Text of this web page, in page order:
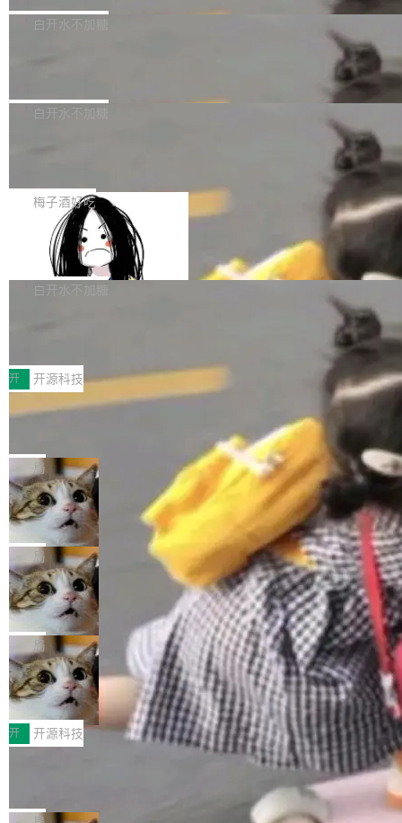
员工参与设立的专项资产管理计划。其中，Dee
获配9...
一个回归问题，该问题导致拉取镜像时会拒绝包
题，该问题可能导致在旧版 Linux 内核...
e 孵化器项目管理委员会（IPMC）投票中获得
P）！这一里程碑不仅标志着 Fluss 迈入新的发
白开水不加糖
长期停止内容更新，未能实现其作为“AI版维基百
提交的编辑请求也长期处于待处理状态。 Groki
pedia 于去年底上线，定位为由人工智能生成内
容的百科平台，被马斯克视为传统众包百科网站
维基百科的替代方案。Lawfare 调查发现，无论
热门页面还是低关注度页面，均未出现近期更
白开水不加糖
是这样的：配 MessageSource 的 Bean、写 R
eloadableResourceBundleMessageSource、
声明 LocaleResolver、注册 LocaleChangeInt
erceptor…五六步之后才能看到第一行翻译文
本。 Solon 换了个方式。整个 i18n 模块围绕三
梅子酒好吃
Apache Doris 4.1 全面增强 Iceberg：
支持 UPDATE、MERGE INTO 与 Iceb
erg V3
Apache Doris 4.1 要补齐的，正是缺失的那一
半。在已有查询能力的基础上，Doris 进一步支
常维护操作，并完整支持 Iceberg V3 格式。
白开水不加糖
村国家自主创新示范区会议中心开幕。本届大会
由中关村智联软件服务业质量创新联盟主办，以
“智构可信·质创未来——AI原生时代的质量新范
式”为主题，直面AI从实验室走向规模化产业落地
的核心质量命题。会上，《2026智能研发生产力
工具选型手册》发布，Testin云测的Testin XAge
nt智能测试系统入选AI测试领域代表产品。对CI
O而言，这提示了一个转变：AI测试正在从效率
工具升级为企业的质量基础设施。 CIO面对的新
现实 过去两年，CIO们的焦虑清单上多了两项：
一是如何让大模型和智能体应用安全地从PoC走
向生产，二是如何让测试团队跟得上AI应用...
开 开源科技
让非法状态不可表示：一篇关于 ADT
有一种东西，一旦用过就回不去了。Alex Fedos
eev 管它叫"软件设计的基石"。 他说的东西不新
鲜——代数数据类型（ADT），尤其是和类型
（sum type）。但他说清楚了一件事：这不是类
型系统的学术体操，是日常编码的思维方式。 文
章从一个简单的例子切入。一个网站的深色主题
设置，如果用布尔值 + 可空字段来表示——bool
ean 表示是否可切换，nullable 的默认模式、浅
色方案、深色方案——会产生大量无意义的组
合。方案缺了、配置冲突了、全 null 了。要知道
哪些组合有效，作者说，你得靠"文档、校验、或
者部落知识"。 换个写法。Rust 的 enum，两个
变体：Switchable...
局
Cloudflare 开源内部企业 AI 平台 Clou
dflare OS
Cloudflare 发布了一个开源项目 Cloudflare O
S。如果你只看官方博客，你会觉得这是又一
个"AI 知识库 + 聊天机器人"——每个大厂都在
做，没什么新鲜的。 但 Kenton Varda 在 Twitte
r 上把事情说清楚了： 今天我们发布了 Cloudfla
re OS，一个带连接器的聊天机器人，跟其他所
有科技公司做的一样。只不过，实际上它不一
样。这是 Sandstorm.io 的重制版，我十年前的
那个创业公司。不同的是，这次它构建在 Cloudf
lare Workers 上——我花了九年时间搭建的平台
——并且深度集成了 AI。这基本上是我十年秘密
局
Deno 团队开源 Celld，可自托管的分
布式 Durable Objects
Ryan Dahl 领导的 Deno 团队推出了最新开源项
目 Celld，一个能在自己机器上运行 Cloudflare
Workers 和 Durable Objects 的守护进程。 设
计思路很直接：每个对象是一个独立的 SQLite
数据库，按名称寻址，复制到你自己的 S3 兼容
存储库里。节点之间只通过这个存储库协调——
没有控制平面，没有共识协议。每个对象自带一
个小型数据库，应用天然按分片构建，单个数据
库的竞争和爆炸半径问题在设计层面就被消除
了。 闲置的 cell 会休眠到几乎不占资源。当 cel
局
鲁大师7月新机性能/流畅/AI榜：vivo夺
性能、流畅双第一，三星Galaxy Z系列
新折叠缺席
2026年7月的手机市场，由于存储等硬件成本暴
增，手机厂商的日子也不好过啊，新机速度明显
放缓，因此硝烟味淡了许多。新机参数规格除开
Fold8 / Z Flip8）外，其余要么是中低端机器，
例如iQOO Z11i、REDMI Note 17、REDMI No
开 开源科技
Zed 编辑器团队发布了新项目——DeltaDB，一
个在 git commit 之间记录每一次编辑操作的版